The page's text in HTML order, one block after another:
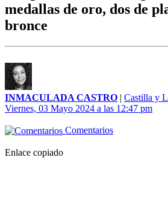
medallas de oro, dos de
bronce
INMACULADA CASTRO | Castilla y
Viernes, 03 Mayo 2024 a las 12:47 pm
Comentarios
Enlace copiado